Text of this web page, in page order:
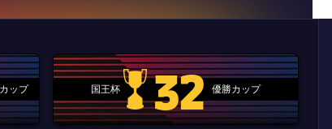
ップ 国王杯
国王杯
32 優勝カップ